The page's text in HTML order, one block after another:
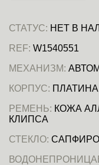
СТАТУС: НЕТ В
REF: W1540551
МЕХАНИЗМ:
КОРПУС: ПЛАТИНА
РЕМЕНЬ: КОЖА
КЛИПСА
СТЕКЛО: